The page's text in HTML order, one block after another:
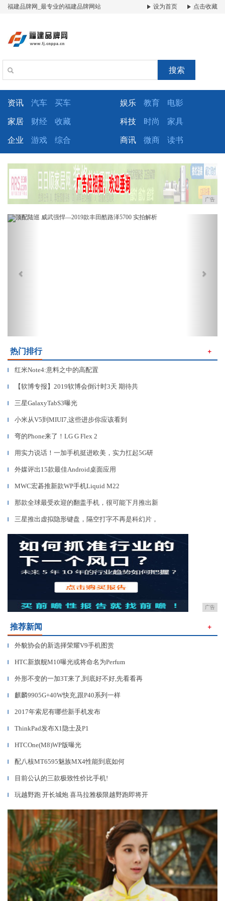
福建品牌网_最专业的福建品牌网站 设为首页 点击收藏
搜索
资讯 汽车 买车 娱乐 教育 电影
家居 财经 收藏 科技 时尚 家具
企业 游戏 综合 商讯 微商 读书
广告
Previous
热门排行 ＋
▎ 红米Note4:意料之中的高配置
▎ 【软博专报】2019软博会倒计时3天 期待共
▎ 三星GalaxyTabS3曝光
▎ 小米从V5到MIUI7,这些进步你应该看到
▎ 弯的Phone来了！LG G Flex 2
▎ 用实力说话！一加手机挺进欧美，实力扛起5G研
▎ 外媒评出15款最佳Android桌面应用
▎ MWC宏碁推新款WP手机Liquid M22
▎ 那款全球最受欢迎的翻盖手机，很可能下月推出新
▎ 三星推出虚拟隐形键盘，隔空打字不再是科幻片，
广告
推荐新闻 ＋
▎ 外貌协会的新选择荣耀V9手机图赏
▎ HTC新旗舰M10曝光或将命名为Perfum
▎ 外形不变的一加3T来了,到底好不好,先看看再
▎ 麒麟9905G+40W快充,跟P40系列一样
▎ 2017年索尼有哪些新手机发布
▎ ThinkPad发布X1隐士及P1
▎ HTCOne(M8)WP版曝光
▎ 配八核MT6595魅族MX4性能到底如何
▎ 目前公认的三款极致性价比手机!
▎ 玩越野跑 开长城炮 喜马拉雅极限越野跑即将开